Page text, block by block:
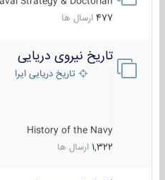
477 ارسال ها
تاریخ نیروی دریایی
تاریخ دریایی ایران
History of the Navy
1,322 ارسال ها